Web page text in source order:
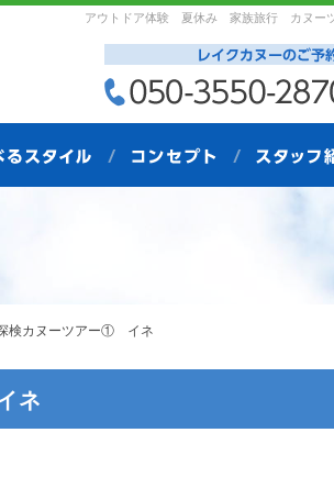
アウトドア体験 夏休み 家族旅行 カヌー
検カヌーツアー① イネ
ネ